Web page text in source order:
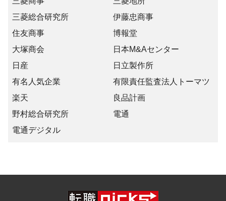
三菱総合研究所
伊藤忠商事
住友商事
博報堂
大塚商会
日本M&Aセンター
日産
日立製作所
有名人気企業
有限責任監査法人トーマツ
楽天
良品計画
野村総合研究所
電通
電通デジタル